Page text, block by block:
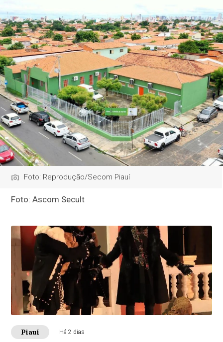
Foto: Reprodução/Secom Piauí
Foto: Ascom Secult
Piauí Há 2 dias